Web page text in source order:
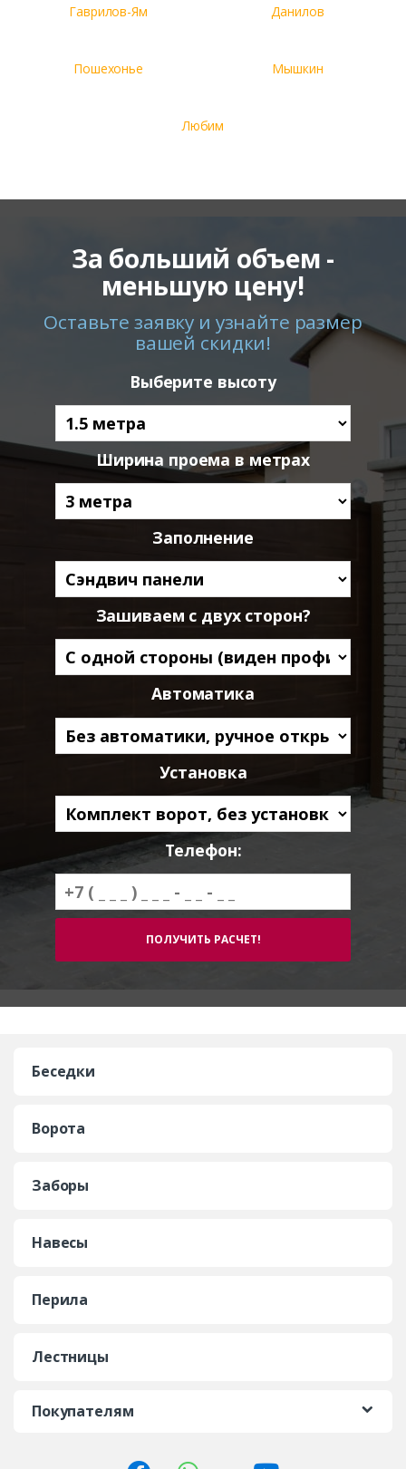
Гаврилов-Ям Данилов
Пошехонье Мышкин
Любим
За больший объем -
меньшую цену!
Оставьте заявку и узнайте размер
вашей скидки!
Выберите высоту
Ширина проема в метрах
Заполнение
Зашиваем с двух сторон?
Автоматика
Установка
Телефон:
Беседки
Ворота
Заборы
Навесы
Перила
Лестницы
Покупателям